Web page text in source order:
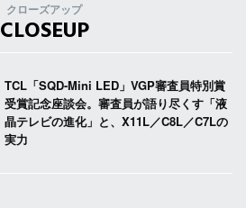
クローズアップ
CLOSEUP
TCL「SQD-Mini LED」VGP審査員特別賞
受賞記念座談会。審査員が語り尽くす「液
晶テレビの進化」と、X11L／C8L／C7Lの
実力